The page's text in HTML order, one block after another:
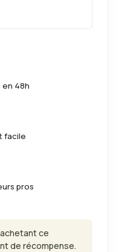
en 48h
facile
pros
ce
de récompense.